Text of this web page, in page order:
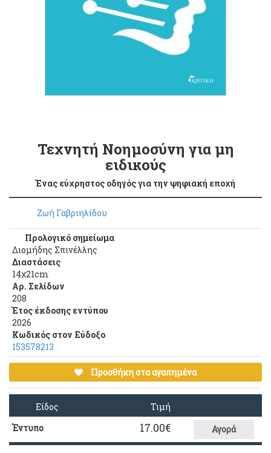
Τεχνητή Νοημοσύνη για μη
ειδικούς
Ένας εύχρηστος οδηγός για την ψηφιακή εποχή
Ζωή Γαβριηλίδου
Προλογικό σημείωμα
Διομήδης Σπινέλλης
Διαστάσεις
14χ21cm
Αρ. Σελίδων
208
Έτος έκδοσης εντύπου
2026
Κωδικός στον Εύδοξο
153578213
Προσθήκη στα αγαπημένα
Είδος
Τιμή
Έντυπο
17.00€ Αγορά